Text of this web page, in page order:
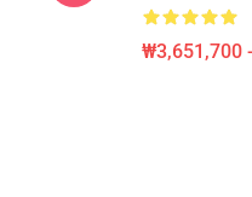
₩3,651,700